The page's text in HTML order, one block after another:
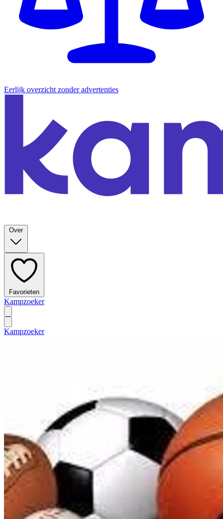
Eerlijk overzicht zonder advertenties
Over
Favorieten
Kampzoeker
Kampzoeker